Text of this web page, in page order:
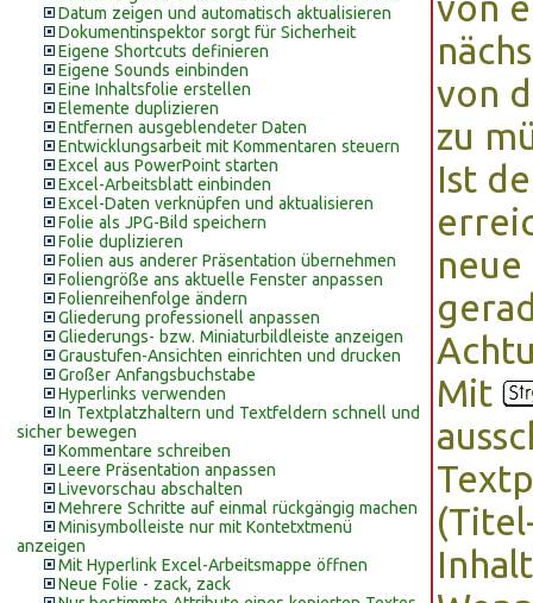
Datum zeigen und automatisch aktualisieren
Dokumentinspektor sorgt für Sicherheit
Eigene Shortcuts definieren
Eigene Sounds einbinden
Eine Inhaltsfolie erstellen
Elemente duplizieren
Entfernen ausgeblendeter Daten
Entwicklungsarbeit mit Kommentaren steuern
Excel aus PowerPoint starten
Excel-Arbeitsblatt einbinden
Excel-Daten verknüpfen und aktualisieren
Folie als JPG-Bild speichern
Folie duplizieren
Folien aus anderer Präsentation übernehmen
Foliengröße ans aktuelle Fenster anpassen
Folienreihenfolge ändern
Gliederung professionell anpassen
Gliederungs- bzw. Miniaturbildleiste anzeigen
Graustufen-Ansichten einrichten und drucken
Großer Anfangsbuchstabe
Hyperlinks verwenden
In Textplatzhaltern und Textfeldern schnell und
sicher bewegen
Kommentare schreiben
Leere Präsentation anpassen
Livevorschau abschalten
Mehrere Schritte auf einmal rückgängig machen
Minisymbolleiste nur mit Kontetxtmenü
anzeigen
Mit Hyperlink Excel-Arbeitsmappe öffnen
Neue Folie - zack, zack
von
zu
Ist
Mit